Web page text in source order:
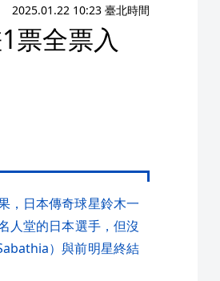
2025.01.22 10:23 臺北時間
票全票入
，日本傳奇球星鈴木一
人堂的日本選手，但沒
）與前明星終結